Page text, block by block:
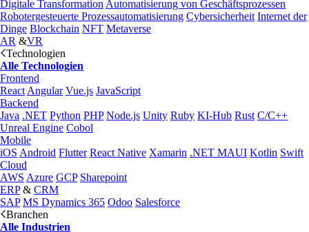
Digitale Transformation Automatisierung von Geschäftsprozessen
Robotergesteuerte Prozessautomatisierung Cybersicherheit Internet der
Dinge Blockchain NFT Metaverse
AR &VR
Technologien
Alle Technologien
Frontend
React Angular Vue.js JavaScript
Backend
Java .NET Python PHP Node.js Unity Ruby KI-Hub Rust C/C++
Unreal Engine Cobol
Mobile
iOS Android Flutter React Native Xamarin .NET MAUI Kotlin Swift
Cloud
AWS Azure GCP Sharepoint
ERP& CRM
SAP MS Dynamics 365 Odoo Salesforce
Branchen
Alle Industrien